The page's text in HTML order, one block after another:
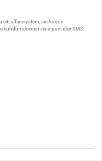
sitt affärssystem, sin kunds
kundomdömen via e-post eller SMS.